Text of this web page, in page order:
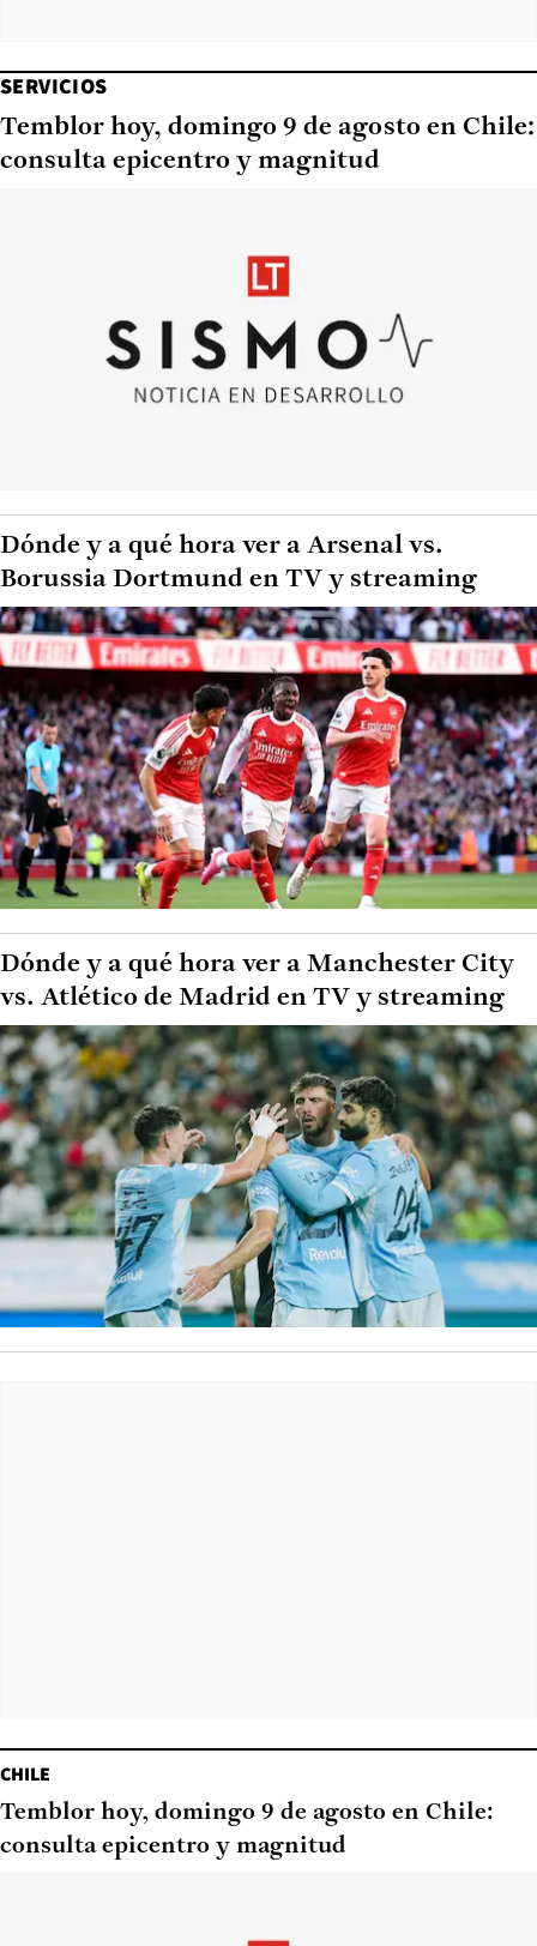
SERVICIOS
Temblor hoy, domingo 9 de agosto en Chile:
consulta epicentro y magnitud
Dónde y a qué hora ver a Arsenal vs.
Borussia Dortmund en TV y streaming
Dónde y a qué hora ver a Manchester City
vs. Atlético de Madrid en TV y streaming
CHILE
Temblor hoy, domingo 9 de agosto en Chile:
consulta epicentro y magnitud